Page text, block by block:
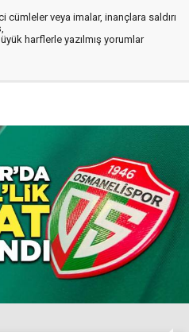
cümleler veya imalar, inançlara saldırı
harflerle yazılmış yorumlar